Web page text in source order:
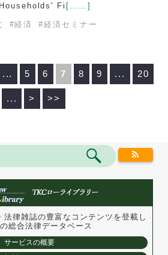
Fi [……]
#経済 #経済セミナー
... 5 6 7 8 9 ... 20
... > >>
法律雑誌の豊富なコンテンツを登載し
総合法律データベース
サービスの概要